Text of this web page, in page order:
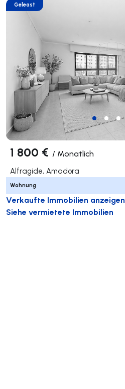
Geleast
1 800 € / Monatlich
Alfragide, Amadora
Wohnung
Verkaufte Immobilien anzeigen
Siehe vermietete Immobilien